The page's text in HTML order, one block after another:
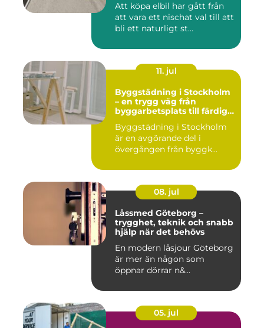
Att köpa elbil har gått från
att vara ett nischat val till att
bli ett naturligt st...
11. jul
Byggstädning i Stockholm
– en trygg väg från
byggarbetsplats till färdig
Byggstädning i Stockholm
är en avgörande del i
övergången från byggk...
08. jul
Låssmed Göteborg –
trygghet, teknik och snabb
hjälp när det behövs
En modern låsjour Göteborg
är mer än någon som
öppnar dörrar n&...
05. jul